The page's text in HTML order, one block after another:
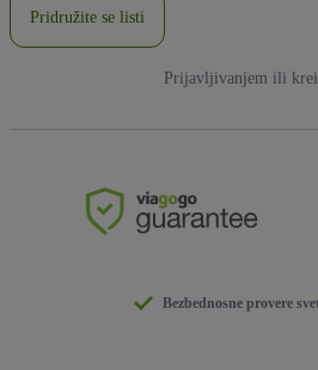
Pridružite se listi
Prijavljivanjem ili
Bezbednosne provere